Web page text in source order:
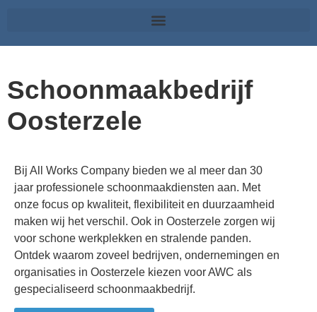
Schoonmaakbedrijf
Oosterzele
Bij All Works Company bieden we al meer dan 30
jaar professionele schoonmaakdiensten aan. Met
onze focus op kwaliteit, flexibiliteit en duurzaamheid
maken wij het verschil. Ook in Oosterzele zorgen wij
voor schone werkplekken en stralende panden.
Ontdek waarom zoveel bedrijven, ondernemingen en
organisaties in Oosterzele kiezen voor AWC als
gespecialiseerd schoonmaakbedrijf.